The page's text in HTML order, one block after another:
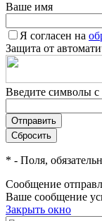
Ваше имя
Я согласен на
Защита от
Введите символы с
* - Поля,
Сообщение
Ваше сообщение
Закрыть окно